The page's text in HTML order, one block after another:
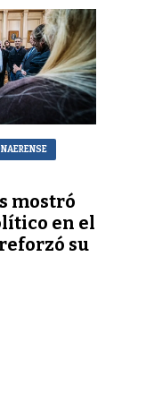
mostró
en el
su